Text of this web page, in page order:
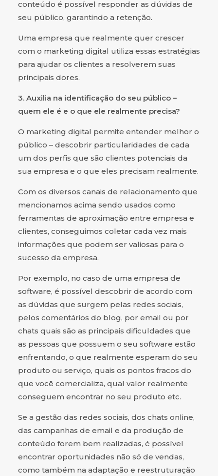
conteúdo é possível responder as dúvidas de
seu público, garantindo a retenção.
Uma empresa que realmente quer crescer
com o marketing digital utiliza essas estratégias
para ajudar os clientes a resolverem suas
principais dores.
3. Auxilia na identificação do seu público –
quem ele é e o que ele realmente precisa?
O marketing digital permite entender melhor o
público – descobrir particularidades de cada
um dos perfis que são clientes potenciais da
sua empresa e o que eles precisam realmente.
Com os diversos canais de relacionamento que
mencionamos acima sendo usados como
ferramentas de aproximação entre empresa e
clientes, conseguimos coletar cada vez mais
informações que podem ser valiosas para o
sucesso da empresa.
Por exemplo, no caso de uma empresa de
software, é possível descobrir de acordo com
as dúvidas que surgem pelas redes sociais,
pelos comentários do blog, por email ou por
chats quais são as principais dificuldades que
as pessoas que possuem o seu software estão
enfrentando, o que realmente esperam do seu
produto ou serviço, quais os pontos fracos do
que você comercializa, qual valor realmente
conseguem encontrar no seu produto etc.
Se a gestão das redes sociais, dos chats online,
das campanhas de email e da produção de
conteúdo forem bem realizadas, é possível
encontrar oportunidades não só de vendas,
como também na adaptação e reestruturação